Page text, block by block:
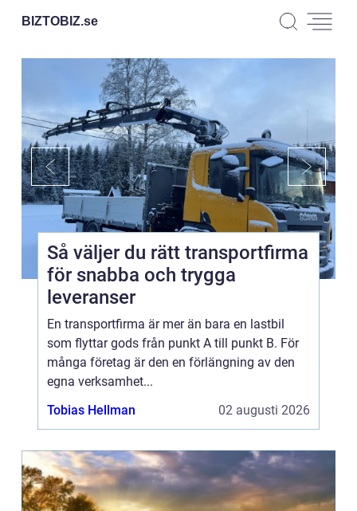
BIZTOBIZ.se
Så väljer du rätt transportfirma
för snabba och trygga
leveranser
En transportfirma är mer än bara en lastbil
som flyttar gods från punkt A till punkt B. För
många företag är den en förlängning av den
egna verksamhet...
Tobias Hellman
02 augusti 2026